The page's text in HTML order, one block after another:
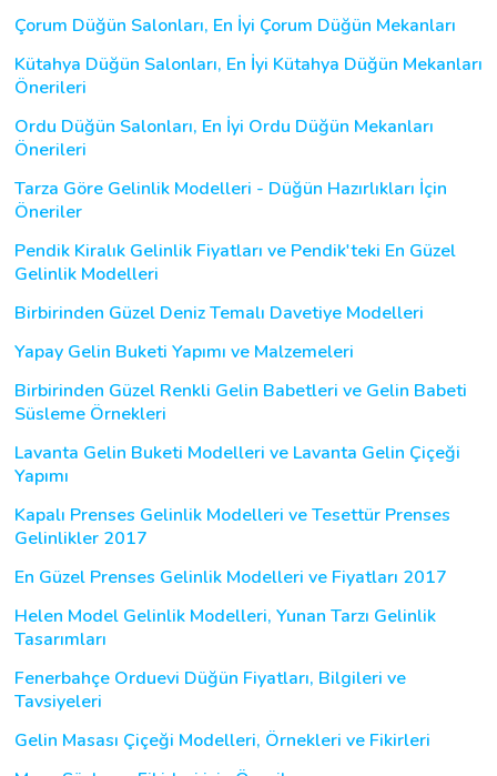
Çorum Düğün Salonları, En İyi Çorum Düğün Mekanları
Kütahya Düğün Salonları, En İyi Kütahya Düğün Mekanları
Önerileri
Ordu Düğün Salonları, En İyi Ordu Düğün Mekanları
Önerileri
Tarza Göre Gelinlik Modelleri - Düğün Hazırlıkları İçin
Öneriler
Pendik Kiralık Gelinlik Fiyatları ve Pendik'teki En Güzel
Gelinlik Modelleri
Birbirinden Güzel Deniz Temalı Davetiye Modelleri
Yapay Gelin Buketi Yapımı ve Malzemeleri
Birbirinden Güzel Renkli Gelin Babetleri ve Gelin Babeti
Süsleme Örnekleri
Lavanta Gelin Buketi Modelleri ve Lavanta Gelin Çiçeği
Yapımı
Kapalı Prenses Gelinlik Modelleri ve Tesettür Prenses
Gelinlikler 2017
En Güzel Prenses Gelinlik Modelleri ve Fiyatları 2017
Helen Model Gelinlik Modelleri, Yunan Tarzı Gelinlik
Tasarımları
Fenerbahçe Orduevi Düğün Fiyatları, Bilgileri ve
Tavsiyeleri
Gelin Masası Çiçeği Modelleri, Örnekleri ve Fikirleri